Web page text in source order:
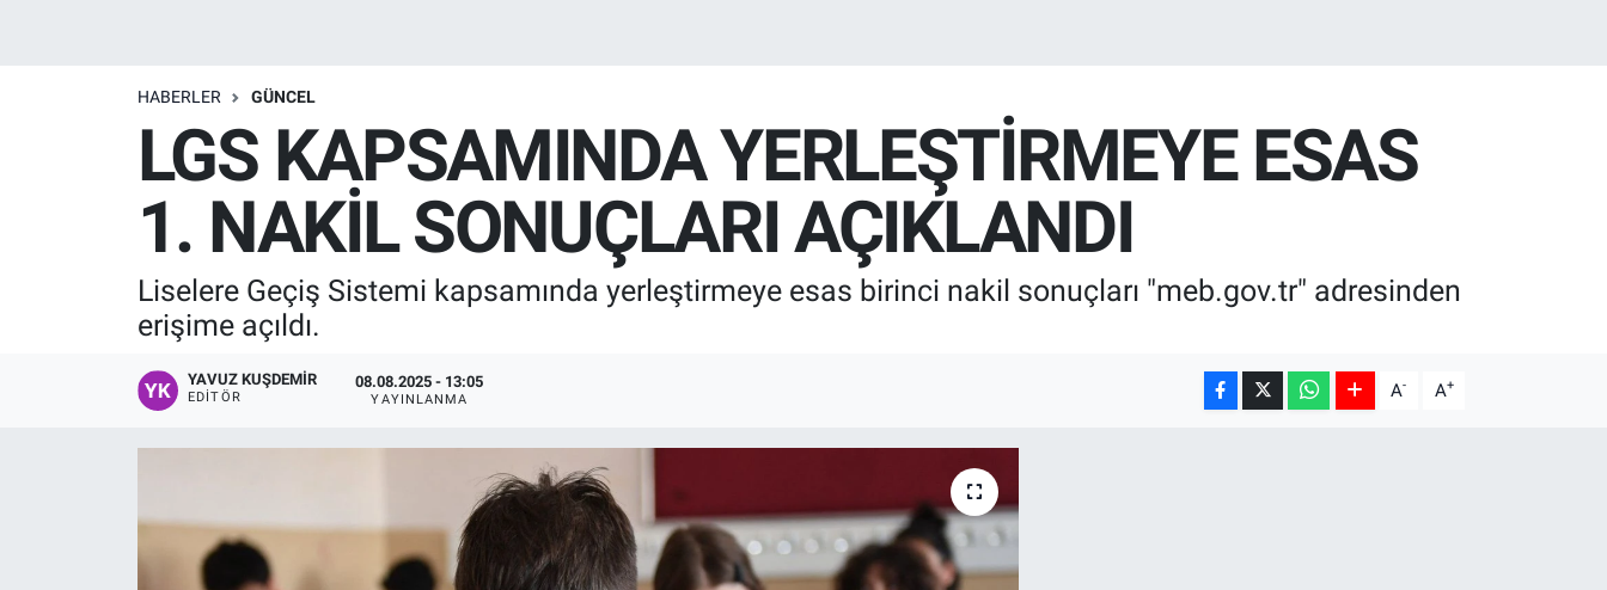
HABERLER GÜNCEL
LGS KAPSAMINDA YERLEŞTİRMEYE ESAS
1. NAKİL SONUÇLARI AÇIKLANDI
Liselere Geçiş Sistemi kapsamında yerleştirmeye esas birinci nakil sonuçları "meb.gov.tr" adresinden
erişime açıldı.
YAVUZ KUŞDEMIR
EDITÖR
08.08.2025 - 13:05
YAYINLANMA A- A+
Resmi İlanlar
Uşak Haberleri